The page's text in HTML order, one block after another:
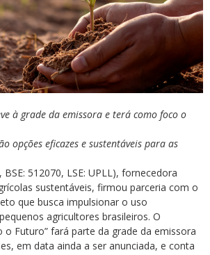
à grade da emissora e terá como foco o
opções eficazes e sustentáveis para as
BSE: 512070, LSE: UPLL), fornecedora
sustentáveis, firmou parceria com o
que busca impulsionar o uso
agricultores brasileiros. O
o Futuro” fará parte da grade da emissora
em data ainda a ser anunciada, e conta